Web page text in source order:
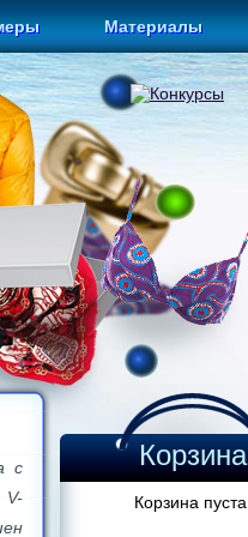
Материалы
Корзина
Корзина пуста.
с